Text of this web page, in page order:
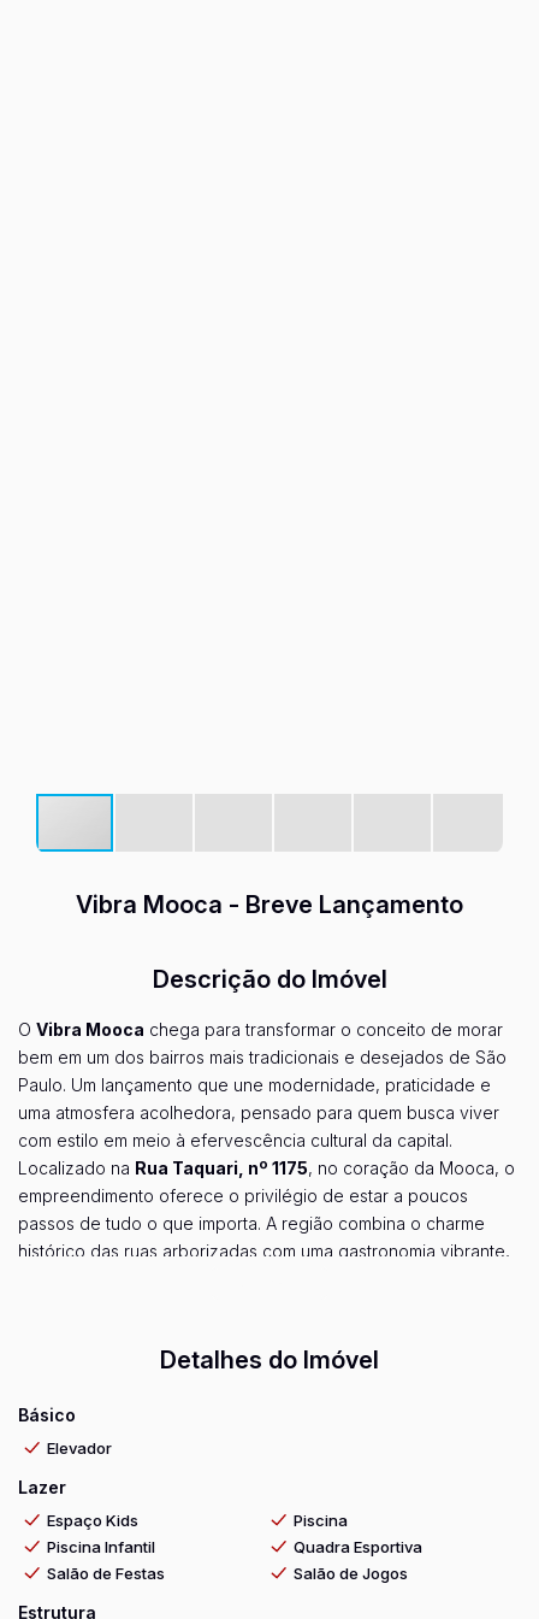
Vibra Mooca - Breve Lançamento
Descrição do Imóvel
O Vibra Mooca chega para transformar o conceito de morar
bem em um dos bairros mais tradicionais e desejados de São
Paulo. Um lançamento que une modernidade, praticidade e
uma atmosfera acolhedora, pensado para quem busca viver
com estilo em meio à efervescência cultural da capital.
Localizado na Rua Taquari, nº 1175, no coração da Mooca, o
empreendimento oferece o privilégio de estar a poucos
passos de tudo o que importa. A região combina o charme
histórico das ruas arborizadas com uma gastronomia vibrante,
O Vibra Mooca apresentaapartamentos inteligentes
m² a 44 m²
centímetro com funcionalidade, garantindo ambientes bem
se adapta ao seu dia a dia. As unidades podem contar com
suíte e vaga de garagem, ideais para solteiros, casais e
famílias que valorizam conforto sem excessos.
O lazer é um capítulo à parte. A área comum foi projetada para
surpreender com uma estrutura completa que inclui:
Detalhes do Imóvel
Básico
Elevador
Lazer
Espaço Kids
Piscina
Piscina Infantil
Quadra Esportiva
Salão de Festas
Salão de Jogos
Estrutura